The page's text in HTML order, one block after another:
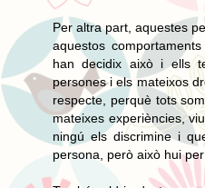
Per altra part, aquestes
aquestos
han decidix això i ells
persones i els mateixos
respecte, perquè tots
mateixes experiències,
ningú els discrimine i
persona, però això hui